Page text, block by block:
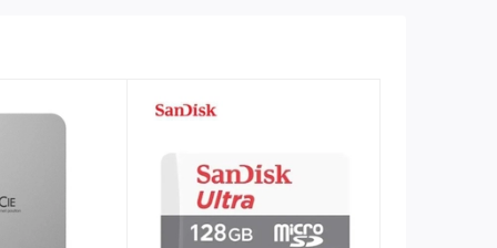
Bảo hành
năm, dịch vụ cứ dữ liệu
Recovery Services 3 năm.